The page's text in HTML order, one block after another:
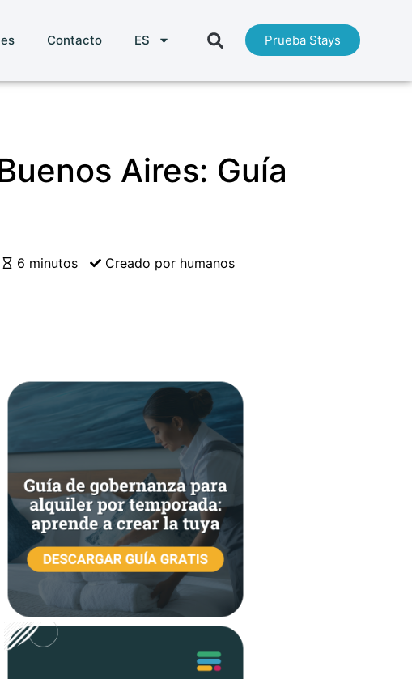
Contacto ES Prueba Stays
Aires: Guía
6 minutos Creado por humanos